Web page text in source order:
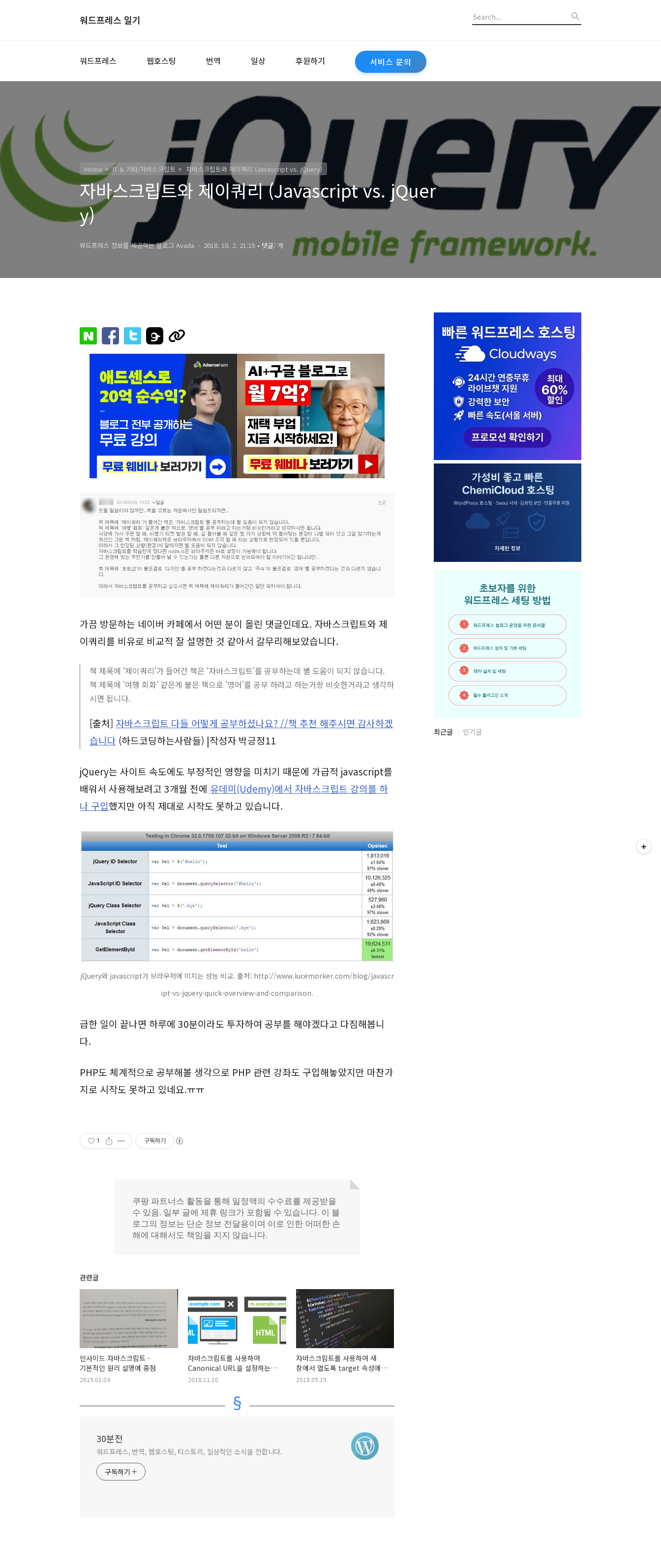
워드프레스 일기
워드프레스 웹호스팅 번역 일상 후원하기 서비스 문의
Home IT & 기타/자바스크립트 자바스크립트와 제이쿼리 (Javascript vs. jQuery)
자바스크립트와 제이쿼리 (Javascript vs. jQuer
y)
워드프레스 정보를 제공하는 블로그 Avada 2018. 10. 2. 21:15 • 댓글: 개
가끔 방문하는 네이버 카페에서 어떤 분이 올린 댓글인데요. 자바스크립트와 제
이쿼리를 비유로 비교적 잘 설명한 것 같아서 갈무리해보았습니다.
책 제목에 '제이쿼리'가 들어간 책은 '자바스크립트'를 공부하는데 별 도움이 되지 않습니다.
책 제목에 '여행 회화' 같은게 붙은 책으로 '영어'를 공부 하려고 하는거랑 비슷한거라고 생각하
시면 됩니다.
[출처] 자바스크립트 다들 어떻게 공부하셨나요? //책 추천 해주시면 감사하겠
습니다 (하드코딩하는사람들) |작성자 박긍정11
jQuery는 사이트 속도에도 부정적인 영향을 미치기 때문에 가급적 javascript를
배워서 사용해보려고 3개월 전에 유데미(Udemy)에서 자바스크립트 강의를 하
나 구입했지만 아직 제대로 시작도 못하고 있습니다.
jQuery와 javascript가 브라우저에 미치는 성능 비교. 출처: http://www.lucemorker.com/blog/javascr
ipt-vs-jquery-quick-overview-and-comparison.
급한 일이 끝나면 하루에 30분이라도 투자하여 공부를 해야겠다고 다짐해봅니
다.
PHP도 체계적으로 공부해볼 생각으로 PHP 관련 강좌도 구입해놓았지만 마찬가
지로 시작도 못하고 있네요.ㅠㅠ
1 구독하기
관련글
인사이드 자바스크립트 -
기본적인 원리 설명에 중점
2019.01.04
자바스크립트를 사용하여
Canonical URL을 설정하는
방법
2018.11.10
자바스크립트를 사용하여 새
창에서 열도록 target 속성에
_blank 추가하기 [자체 정리용]
2018.09.19
30분전
워드프레스, 번역, 웹호스팅, 티스토리, 일상적인 소식을 전합니다.
구독하기
최
최근글 인기글